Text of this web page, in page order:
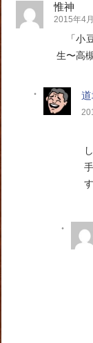
惟神
2015年4
「小
生〜高
す